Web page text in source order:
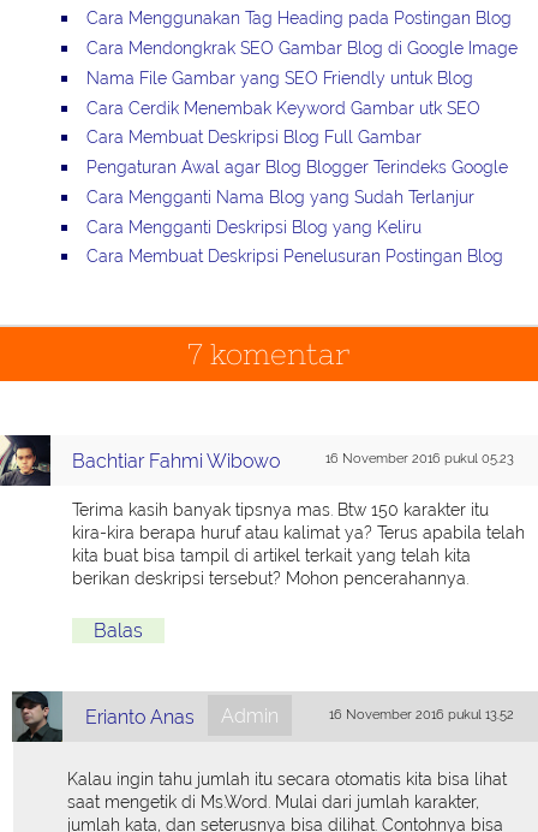
Cara Menggunakan Tag Heading pada Postingan Blog
Cara Mendongkrak SEO Gambar Blog di Google Image
Nama File Gambar yang SEO Friendly untuk Blog
Cara Cerdik Menembak Keyword Gambar utk SEO
Cara Membuat Deskripsi Blog Full Gambar
Pengaturan Awal agar Blog Blogger Terindeks Google
Cara Mengganti Nama Blog yang Sudah Terlanjur
Cara Mengganti Deskripsi Blog yang Keliru
Cara Membuat Deskripsi Penelusuran Postingan Blog
7 komentar
Bachtiar Fahmi Wibowo 16 November 2016 pukul 05.23
Terima kasih banyak tipsnya mas. Btw 150 karakter itu
kira-kira berapa huruf atau kalimat ya? Terus apabila telah
kita buat bisa tampil di artikel terkait yang telah kita
berikan deskripsi tersebut? Mohon pencerahannya.
Balas
Erianto Anas Admin 16 November 2016 pukul 13.52
Kalau ingin tahu jumlah itu secara otomatis kita bisa lihat
saat mengetik di Ms.Word. Mulai dari jumlah karakter,
jumlah kata, dan seterusnya bisa dilihat. Contohnya bisa